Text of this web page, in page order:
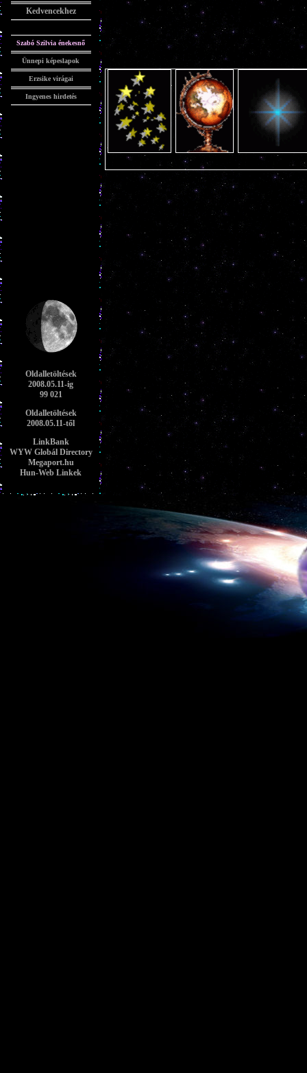
Kedvencekhez
Szabó Szilvia énekesnő
Ünnepi képeslapok
Erzsike virágai
Ingyenes hirdetés
Oldalletöltések
2008.05.11-ig
99 021
Oldalletöltések
2008.05.11-től
LinkBank
WYW Globál Directory
Megaport.hu
Hun-Web Linkek